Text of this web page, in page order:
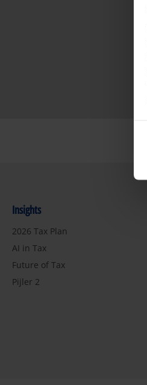
Insights
2026 Tax Plan
AI in Tax
Future of Tax
Pijler 2